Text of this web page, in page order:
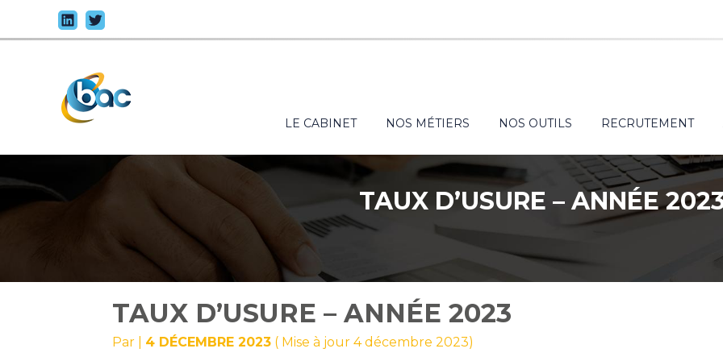
au
contenu
Principal
LE CABINET NOS MÉTIERS NOS OUTILS RECRUTEMENT
TAUX D’USURE – ANNÉE
TAUX D’USURE – ANNÉE 2023
Par 4 DÉCEMBRE 2023 ( Mise à jour 4 décembre 2023)